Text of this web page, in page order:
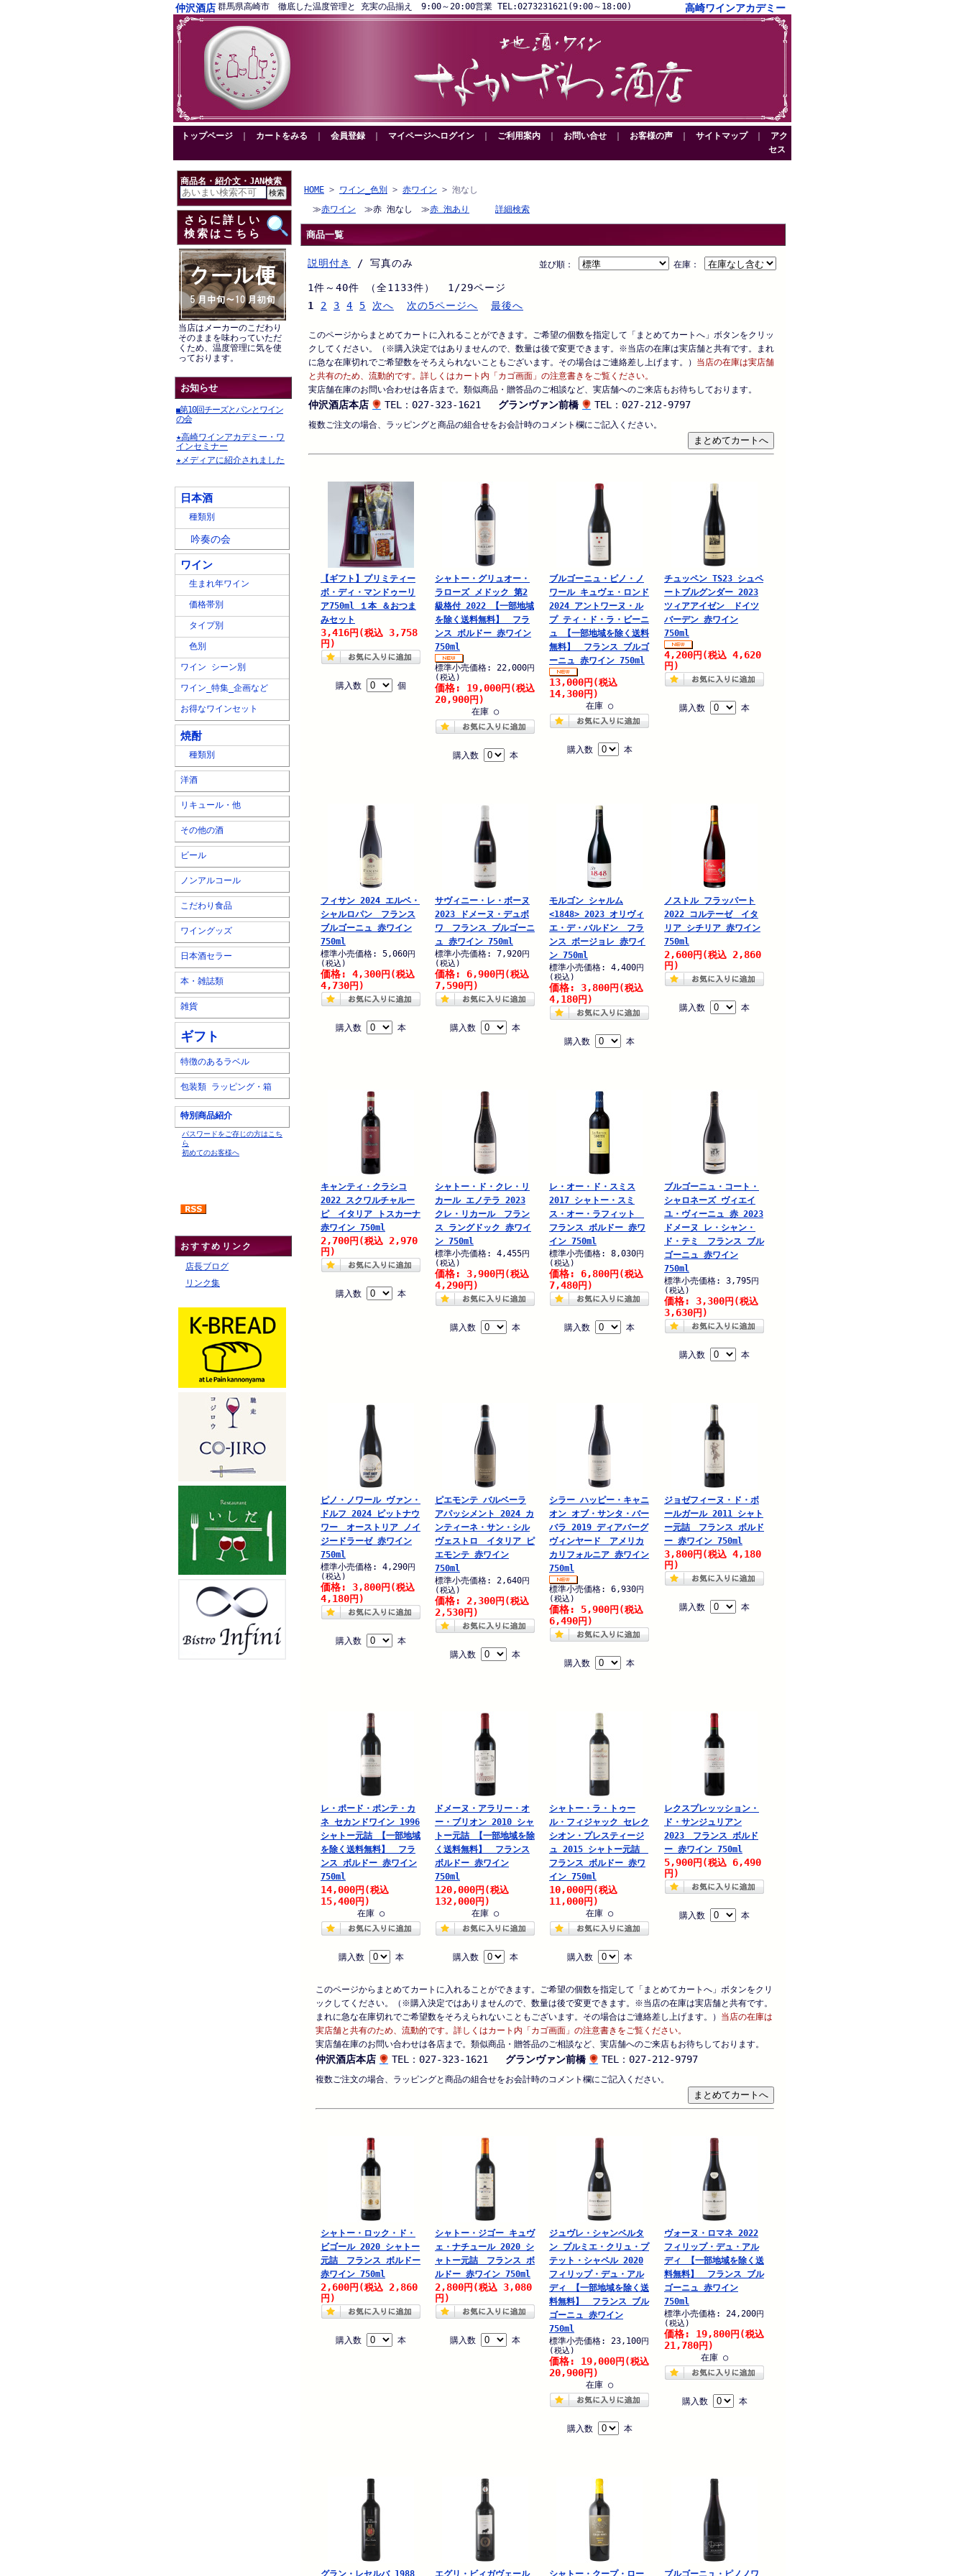
仲沢酒店 群馬県高崎市 徹底した温度管理と 充実の品揃え 9:00～20:00営業 TEL:0273231621(9:00～18:00) 高崎ワインアカデミー
トップページ カートをみる 会員登録 マイページへログイン ご利用案内 お問い合せ お客様の声 サイトマップ
アク
セス
商品名・紹介文・JAN検索
さらに詳しい
検索はこちら
当店はメーカーのこだわり
そのままを味わっていただ
くため、温度管理に気を使
っております。
お知らせ
■第10回チーズとパンとワイン
の会
★高崎ワインアカデミー・ワ
インセミナー
★メディアに紹介されました
日本酒
種類別
吟奏の会
ワイン
生まれ年ワイン
価格帯別
タイプ別
色別
ワイン シーン別
ワイン_特集_企画など
お得なワインセット
焼酎
種類別
洋酒
リキュール・他
その他の酒
ビール
ノンアルコール
こだわり食品
ワイングッズ
日本酒セラー
本・雑誌類
雑貨
ギフト
特徴のあるラベル
包装類 ラッピング・箱
特別商品紹介
パスワードをご存じの方はこち
ら
初めてのお客様へ
おすすめリンク
店長ブログ
リンク集
HOME > ワイン_色別 > 赤ワイン > 泡なし
≫赤ワイン ≫赤 泡なし ≫赤 泡あり 詳細検索
商品一覧
在庫：
並び順：
説明付き / 写真のみ
1件～40件 （全1133件） 1/29ページ
1
2 3 4 5 次へ 次の5ページへ 最後へ
このページからまとめてカートに入れることができます。ご希望の個数を指定して「まとめてカートへ」ボタンをクリッ
クしてください。（※購入決定ではありませんので、数量は後で変更できます。※当店の在庫は実店舗と共有です。まれ
に急な在庫切れでご希望数をそろえられないこともございます。その場合はご連絡差し上げます。） 当店の在庫は実店舗
と共有のため、流動的です。詳しくはカート内「カゴ画面」の注意書きをご覧ください。
実店舗在庫のお問い合わせは各店まで。類似商品・贈答品のご相談など、実店舗へのご来店もお待ちしております。
仲沢酒店本店 TEL：027-323-1621 グランヴァン前橋 TEL：027-212-9797
複数ご注文の場合、ラッピングと商品の組合せをお会計時のコメント欄にご記入ください。
【ギフト】プリミティー
ボ・ディ・マンドゥーリ
ア750ml １本 ＆おつま
みセット
3,416円 (税込 3,758
円)
購入数 個
シャトー・グリュオー・
ラローズ メドック 第2
級格付 2022 【一部地域
を除く送料無料】 フラ
ンス ボルドー 赤ワイン
750ml
標準小売価格: 22,000円
(税込)
価格: 19,000円 (税込
20,900円)
在庫 ○
購入数 本
ブルゴーニュ・ピノ・ノ
ワール キュヴェ・ロンド
2024 アントワーヌ・ル
プ ティ・ド・ラ・ビーニ
ュ 【一部地域を除く送料
無料】 フランス ブルゴ
ーニュ 赤ワイン 750ml
13,000円 (税込
14,300円)
在庫 ○
購入数 本
チュッペン TS23 シュペ
ートブルグンダー 2023
ツィアアイゼン ドイツ
バーデン 赤ワイン
750ml
4,200円 (税込 4,620
円)
購入数 本
フィサン 2024 エルベ・
シャルロパン フランス
ブルゴーニュ 赤ワイン
750ml
標準小売価格: 5,060円
(税込)
価格: 4,300円 (税込
4,730円)
購入数 本
サヴィニー・レ・ボーヌ
2023 ドメーヌ・デュボ
ワ フランス ブルゴーニ
ュ 赤ワイン 750ml
標準小売価格: 7,920円
(税込)
価格: 6,900円 (税込
7,590円)
購入数 本
モルゴン シャルム
<1848> 2023 オリヴィ
エ・デ・バルドン フラ
ンス ボージョレ 赤ワイ
ン 750ml
標準小売価格: 4,400円
(税込)
価格: 3,800円 (税込
4,180円)
購入数 本
ノストル フラッパート
2022 コルテーゼ イタ
リア シチリア 赤ワイン
750ml
2,600円 (税込 2,860
円)
購入数 本
キャンティ・クラシコ
2022 スクワルチャルー
ピ イタリア トスカーナ
赤ワイン 750ml
2,700円 (税込 2,970
円)
購入数 本
シャトー・ド・クレ・リ
カール エノテラ 2023
クレ・リカール フラン
ス ラングドック 赤ワイ
ン 750ml
標準小売価格: 4,455円
(税込)
価格: 3,900円 (税込
4,290円)
購入数 本
レ・オー・ド・スミス
2017 シャトー・スミ
ス・オー・ラフィット
フランス ボルドー 赤ワ
イン 750ml
標準小売価格: 8,030円
(税込)
価格: 6,800円 (税込
7,480円)
購入数 本
ブルゴーニュ・コート・
シャロネーズ ヴィエイ
ユ・ヴィーニュ 赤 2023
ドメーヌ レ・シャン・
ド・テミ フランス ブル
ゴーニュ 赤ワイン
750ml
標準小売価格: 3,795円
(税込)
価格: 3,300円 (税込
3,630円)
購入数 本
ピノ・ノワール ヴァン・
ドルフ 2024 ピットナウ
ワー オーストリア ノイ
ジードラーゼ 赤ワイン
750ml
標準小売価格: 4,290円
(税込)
価格: 3,800円 (税込
4,180円)
購入数 本
ピエモンテ バルベーラ
アパッシメント 2024 カ
ンティーネ・サン・シル
ヴェストロ イタリア ピ
エモンテ 赤ワイン
750ml
標準小売価格: 2,640円
(税込)
価格: 2,300円 (税込
2,530円)
購入数 本
シラー ハッピー・キャニ
オン オブ・サンタ・バー
バラ 2019 ディアバーグ
ヴィンヤード アメリカ
カリフォルニア 赤ワイン
750ml
標準小売価格: 6,930円
(税込)
価格: 5,900円 (税込
6,490円)
購入数 本
ジョゼフィーヌ・ド・ボ
ールガール 2011 シャト
ー元詰 フランス ボルド
ー 赤ワイン 750ml
3,800円 (税込 4,180
円)
購入数 本
レ・ポード・ポンテ・カ
ネ セカンドワイン 1996
シャトー元詰 【一部地域
を除く送料無料】 フラ
ンス ボルドー 赤ワイン
750ml
14,000円 (税込
15,400円)
在庫 ○
購入数 本
ドメーヌ・アラリー・オ
ー・ブリオン 2010 シャ
トー元詰 【一部地域を除
く送料無料】 フランス
ボルドー 赤ワイン
750ml
120,000円 (税込
132,000円)
在庫 ○
購入数 本
シャトー・ラ・トゥー
ル・フィジャック セレク
シオン・プレスティージ
ュ 2015 シャトー元詰
フランス ボルドー 赤ワ
イン 750ml
10,000円 (税込
11,000円)
在庫 ○
購入数 本
レクスプレッッション・
ド・サンジュリアン
2023 フランス ボルド
ー 赤ワイン 750ml
5,900円 (税込 6,490
円)
購入数 本
このページからまとめてカートに入れることができます。ご希望の個数を指定して「まとめてカートへ」ボタンをクリ
ックしてください。（※購入決定ではありませんので、数量は後で変更できます。※当店の在庫は実店舗と共有です。
まれに急な在庫切れでご希望数をそろえられないこともございます。その場合はご連絡差し上げます。） 当店の在庫は
実店舗と共有のため、流動的です。詳しくはカート内「カゴ画面」の注意書きをご覧ください。
実店舗在庫のお問い合わせは各店まで。類似商品・贈答品のご相談など、実店舗へのご来店もお待ちしております。
仲沢酒店本店 TEL：027-323-1621 グランヴァン前橋 TEL：027-212-9797
複数ご注文の場合、ラッピングと商品の組合せをお会計時のコメント欄にご記入ください。
シャトー・ロック・ド・
ビゴール 2020 シャトー
元詰 フランス ボルドー
赤ワイン 750ml
2,600円 (税込 2,860
円)
購入数 本
シャトー・ジゴー キュヴ
ェ・ナチュール 2020 シ
ャトー元詰 フランス ボ
ルドー 赤ワイン 750ml
2,800円 (税込 3,080
円)
購入数 本
ジュヴレ・シャンベルタ
ン プルミエ・クリュ・プ
テット・シャペル 2020
フィリップ・デュ・アル
ディ 【一部地域を除く送
料無料】 フランス ブル
ゴーニュ 赤ワイン
750ml
標準小売価格: 23,100円
(税込)
価格: 19,000円 (税込
20,900円)
在庫 ○
購入数 本
ヴォーヌ・ロマネ 2022
フィリップ・デュ・アル
ディ 【一部地域を除く送
料無料】 フランス ブル
ゴーニュ 赤ワイン
750ml
標準小売価格: 24,200円
(税込)
価格: 19,800円 (税込
21,780円)
在庫 ○
購入数 本
グラン・レセルバ 1988 エグリ・ビィガヴェール シャトー・クープ・ロー ブルゴーニュ・ピノノワ